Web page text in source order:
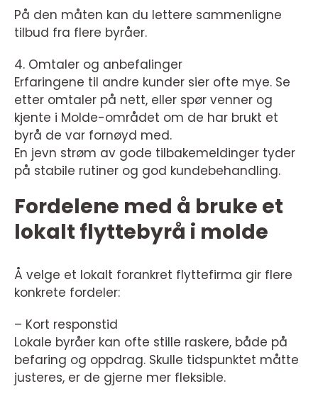
På den måten kan du lettere sammenligne
tilbud fra flere byråer.
4. Omtaler og anbefalinger
Erfaringene til andre kunder sier ofte mye. Se
etter omtaler på nett, eller spør venner og
kjente i Molde-området om de har brukt et
byrå de var fornøyd med.
En jevn strøm av gode tilbakemeldinger tyder
på stabile rutiner og god kundebehandling.
Fordelene med å bruke et
lokalt flyttebyrå i molde
Å velge et lokalt forankret flyttefirma gir flere
konkrete fordeler:
– Kort responstid
Lokale byråer kan ofte stille raskere, både på
befaring og oppdrag. Skulle tidspunktet måtte
justeres, er de gjerne mer fleksible.